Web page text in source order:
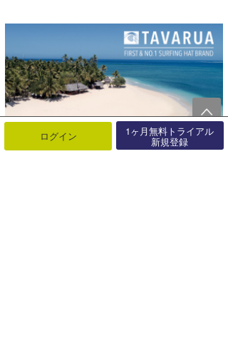
ログイン 1ヶ月無料トライアル
新規登録